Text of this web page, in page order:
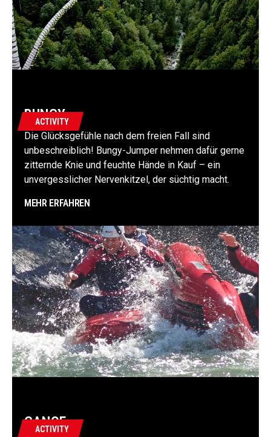
ACTIVITY
BUNGY
Die Glücksgefühle nach dem freien Fall sind
unbeschreiblich! Bungy-Jumper nehmen dafür gerne
zitternde Knie und feuchte Hände in Kauf – ein
unvergesslicher Nervenkitzel, der süchtig macht.
MEHR ERFAHREN
ACTIVITY
CANOE